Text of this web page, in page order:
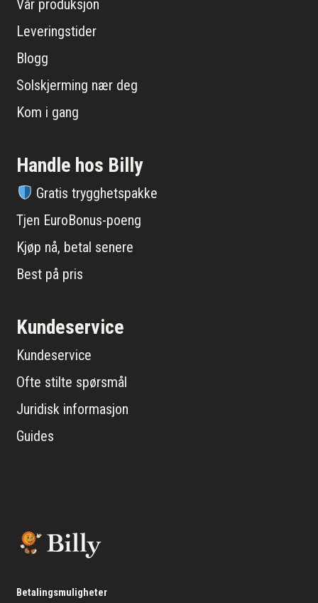
Vår produksjon
Leveringstider
Blogg
Solskjerming nær deg
Kom i gang
Handle hos Billy
Gratis trygghetspakke
Tjen EuroBonus-poeng
Kjøp nå, betal senere
Best på pris
Kundeservice
Kundeservice
Ofte stilte spørsmål
Juridisk informasjon
Guides
Betalingsmuligheter